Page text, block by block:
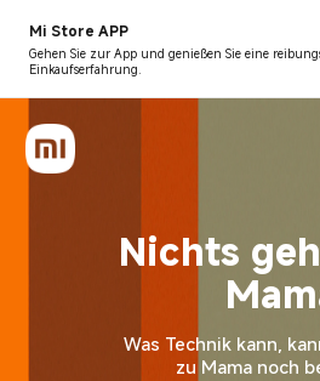
Mi Store APP
Gehen Sie zur App und genießen Sie eine
Einkaufserfahrung.
Nichts
Was Technik kann,
zu Mama noch